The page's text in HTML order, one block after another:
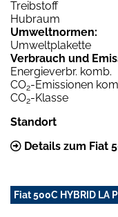
Treibstoff
Hubraum
Umweltnormen:
Umweltplakette
Verbrauch und
Energieverbr. komb.
CO2-Emissionen
CO2-Klasse
Standort
Details zum Fiat
Fiat 500C HYBRID LA